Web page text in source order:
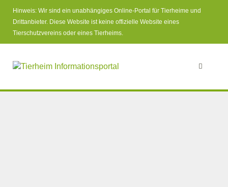
Hinweis: Wir sind ein unabhängiges Online-Portal für Tierheime und
Drittanbieter. Diese Website ist keine offizielle Website eines
Tierschutzvereins oder eines Tierheims.